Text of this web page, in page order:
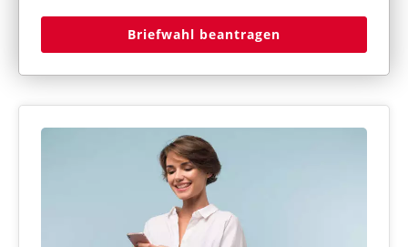
Briefwahl beantragen